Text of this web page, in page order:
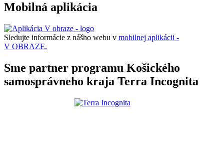
Mobilná aplikácia
Sledujte informácie z nášho webu v mobilnej aplikácii -
V OBRAZE.
Sme partner programu Košického
samosprávneho kraja Terra Incognita